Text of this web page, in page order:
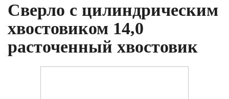
Сверло с цилиндрическим
хвостовиком 14,0
расточенный хвостовик